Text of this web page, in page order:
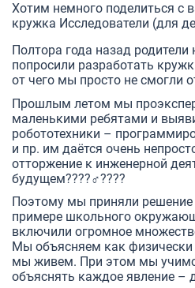
Хотим немного поделиться с
кружка Исследователи (для
Полтора года назад
попросили разработать
от чего мы просто не смогли
Прошлым летом мы
маленькими ребятами и
робототехники –
и пр. им даётся очень
отторжение к инженерной
будущем????‍♂️????
Поэтому мы приняли решение
примере школьного
включили огромное
Мы объясняем как физически
мы живем. При этом мы
объяснять каждое явление –